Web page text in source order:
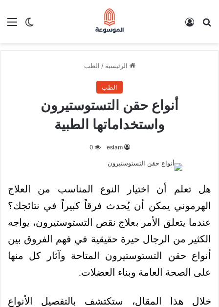
الوضع بحث عن
الرئيسية / الطب
الطب
أنواع حقن التستوستيرون
واستخداماتها الطبية
eslam
0
هل تعلم أن اختيار النوع المناسب من العلاج
الهرموني يمكن أن يُحدث فرقاً كبيراً في نتائجك؟
عندما يتعلق الأمر بعلاج نقص التستوستيرون، يواجه
الكثير من الرجال حيرة حقيقية في فهم الفروق بين
أنواع حقن التستوستيرون المتاحة وآثار كل منها
على الصحة العامة وبناء العضلات.
خلال هذا المقال، ستكتشف بالتفصيل الأنواع